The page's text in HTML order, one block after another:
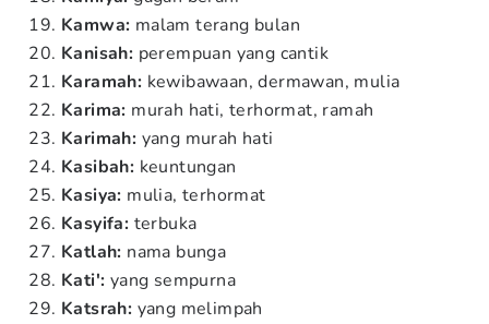
Kamwa: malam terang bulan
Kanisah: perempuan yang cantik
Karamah: kewibawaan, dermawan, mulia
Karima: murah hati, terhormat, ramah
Karimah: yang murah hati
Kasibah: keuntungan
Kasiya: mulia, terhormat
Kasyifa: terbuka
Katlah: nama bunga
Kati': yang sempurna
Katsrah: yang melimpah